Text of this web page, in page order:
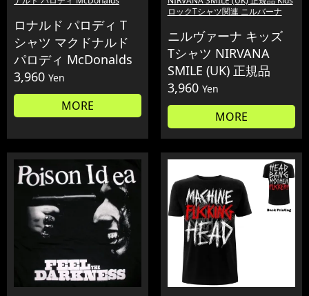
ロナルド パロディ T
シャツ マクドナルド
パロディ McDonalds
3,960 Yen
MORE
ロックTシャツ関連 ニルバーナ
ニルヴァーナ キッズ
Tシャツ NIRVANA
SMILE (UK) 正規品
3,960 Yen
MORE